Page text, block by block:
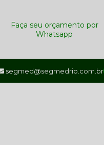
Faça seu orçamento por
Whatsapp
segmed@segmedrio.com.br